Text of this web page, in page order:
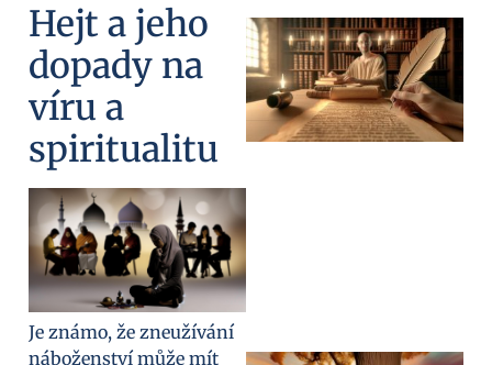
Hejt a jeho
dopady na
víru a
spiritualitu
Je známo, že zneužívání
náboženství může mít